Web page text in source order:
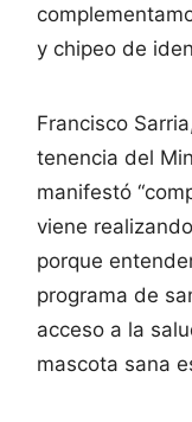
y chipeo de
Francisco
tenencia del
manifestó
viene
porque
programa de
acceso a la
mascota sana